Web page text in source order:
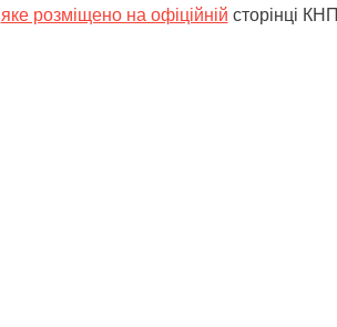
яке розміщено на офіційній сторінці